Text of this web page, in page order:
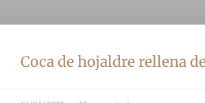
Coca de hojaldre rellena